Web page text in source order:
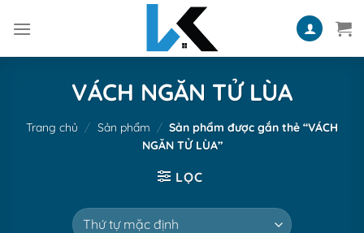
VÁCH NGĂN TỬ LÙA
Trang chủ / Sản phẩm / Sản phẩm được gắn thẻ “VÁCH
NGĂN TỬ LÙA”
LỌC